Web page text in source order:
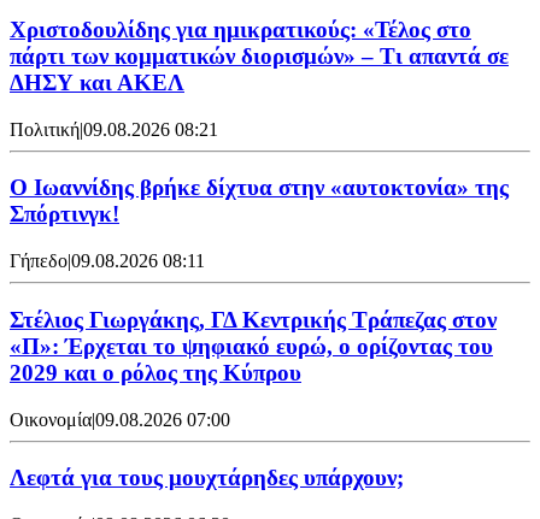
Χριστοδουλίδης για ημικρατικούς: «Τέλος στο
πάρτι των κομματικών διορισμών» – Τι απαντά σε
ΔΗΣΥ και ΑΚΕΛ
Πολιτική|09.08.2026 08:21
Ο Ιωαννίδης βρήκε δίχτυα στην «αυτοκτονία» της
Σπόρτινγκ!
Γήπεδο|09.08.2026 08:11
Στέλιος Γιωργάκης, ΓΔ Κεντρικής Τράπεζας στον
«Π»: Έρχεται το ψηφιακό ευρώ, ο ορίζοντας του
2029 και ο ρόλος της Κύπρου
Οικονομία|09.08.2026 07:00
Λεφτά για τους μουχτάρηδες υπάρχουν;